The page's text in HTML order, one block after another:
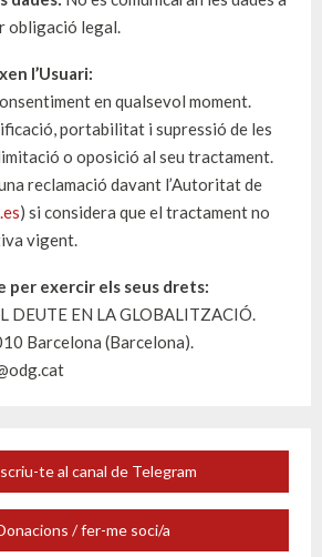
obligació legal.
l’Usuari:
en qualsevol moment.
portabilitat i supressió de les
o oposició al seu tractament.
reclamació davant l’Autoritat de
) si considera que el tractament no
vigent.
per exercir els seus drets:
DEUTE EN LA GLOBALITZACIÓ.
Barcelona (Barcelona).
te al canal de Telegram
/ fer-me soci/a